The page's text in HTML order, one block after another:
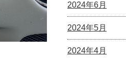
2024年6月
2024年5月
2024年4月